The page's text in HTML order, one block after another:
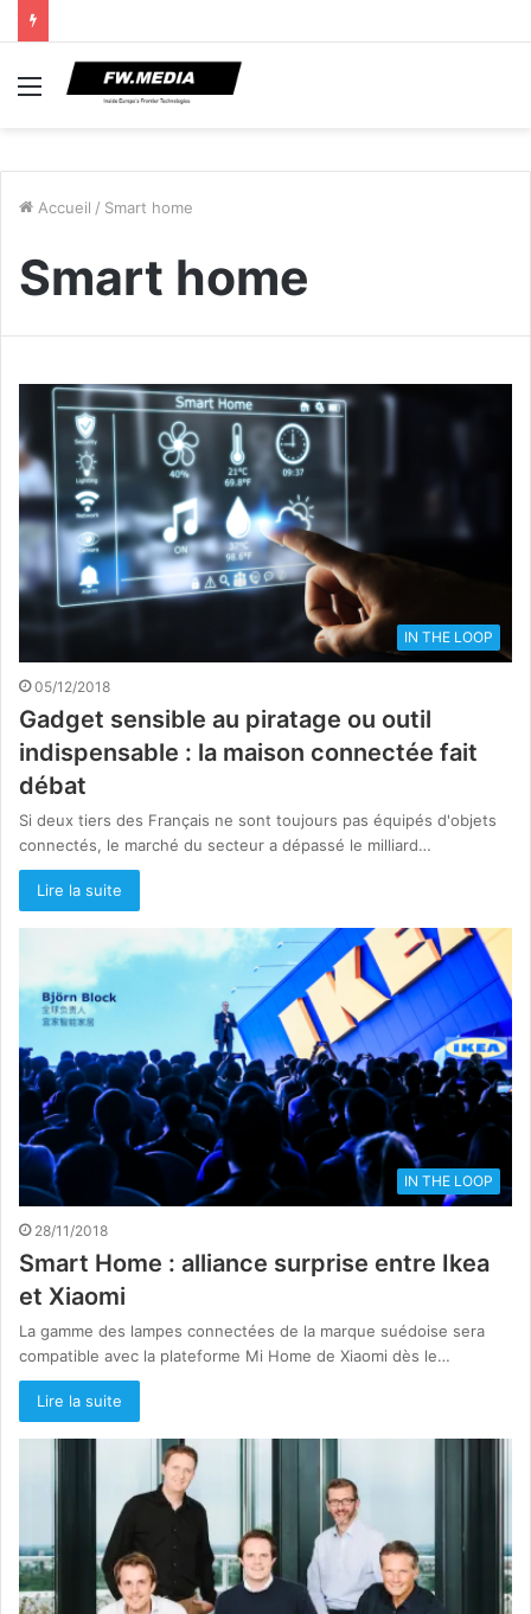
Menu
Accueil / Smart home
Smart home
IN THE LOOP
05/12/2018
Gadget sensible au piratage ou outil
indispensable : la maison connectée fait
débat
Si deux tiers des Français ne sont toujours pas équipés d'objets
connectés, le marché du secteur a dépassé le milliard…
Lire la suite
IN THE LOOP
28/11/2018
Smart Home : alliance surprise entre Ikea
et Xiaomi
La gamme des lampes connectées de la marque suédoise sera
compatible avec la plateforme Mi Home de Xiaomi dès le…
Lire la suite